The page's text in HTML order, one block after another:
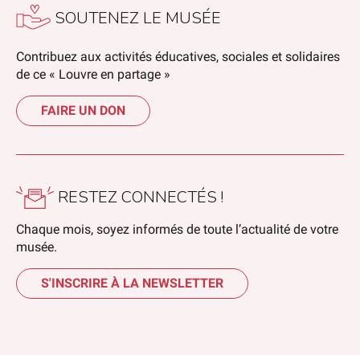
SOUTENEZ LE MUSÉE
Contribuez aux activités éducatives, sociales et solidaires
de ce « Louvre en partage »
FAIRE UN DON
RESTEZ CONNECTÉS !
Chaque mois, soyez informés de toute l’actualité de votre
musée.
S'INSCRIRE À LA NEWSLETTER